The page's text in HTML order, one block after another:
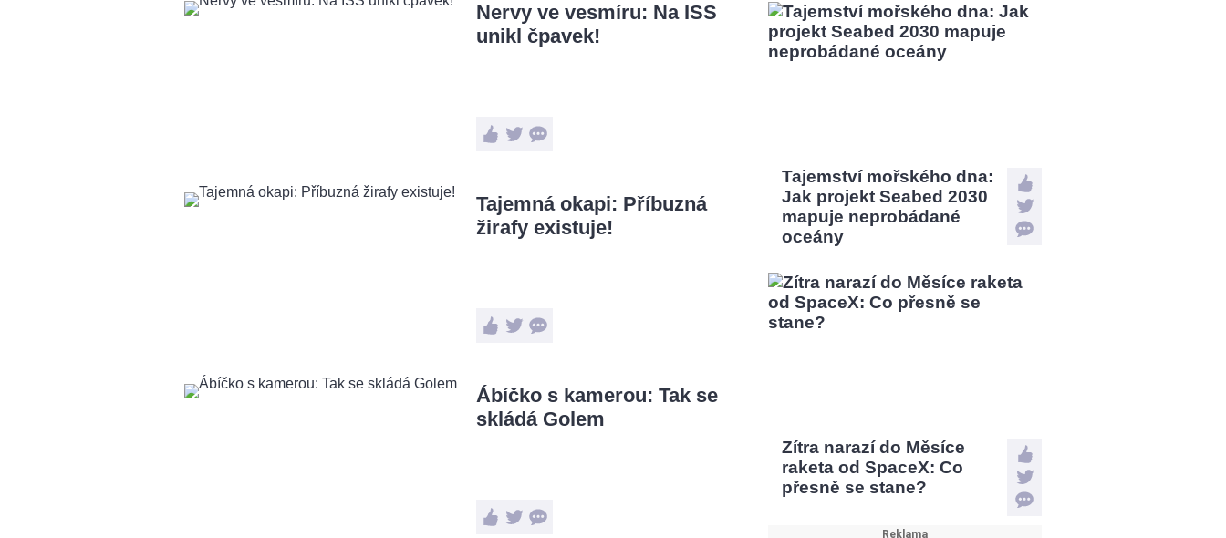
Nervy ve vesmíru: Na ISS
unikl čpavek!
Tajemná okapi: Příbuzná
žirafy existuje!
Ábíčko s kamerou: Tak se
skládá Golem
Tajemství mořského dna:
Jak projekt Seabed 2030
mapuje neprobádané
oceány
Zítra narazí do Měsíce
raketa od SpaceX: Co
přesně se stane?